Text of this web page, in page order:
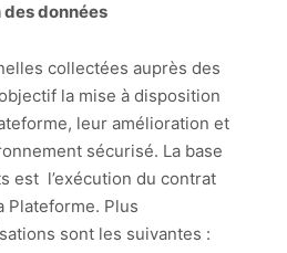
données
collectées auprès des
la mise à disposition
leur amélioration et
sécurisé. La base
est l’exécution du contrat
Plateforme. Plus
sont les suivantes :